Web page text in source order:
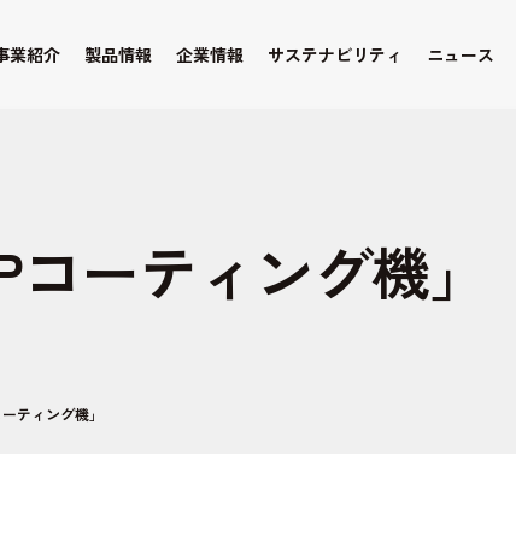
業紹介 製品情報 企業情報 サステナビリティ ニュース
ーティング機」
ティング機」